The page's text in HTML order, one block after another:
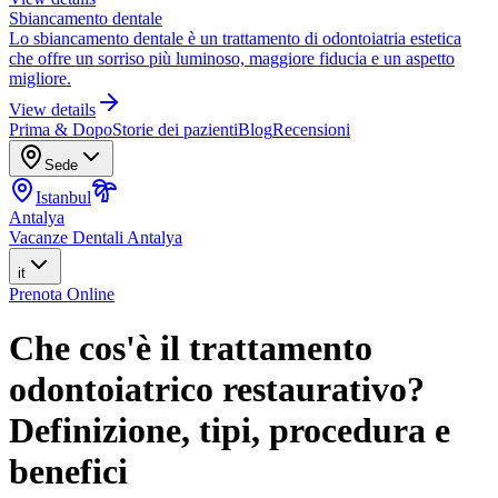
Sbiancamento dentale
Lo sbiancamento dentale è un trattamento di odontoiatria estetica
che offre un sorriso più luminoso, maggiore fiducia e un aspetto
migliore.
View details
Prima & DopoStorie dei pazientiBlogRecensioni
Sede
Istanbul
Antalya
Vacanze Dentali Antalya
it
Prenota Online
Che cos'è il trattamento
odontoiatrico restaurativo?
Definizione, tipi, procedura e
benefici